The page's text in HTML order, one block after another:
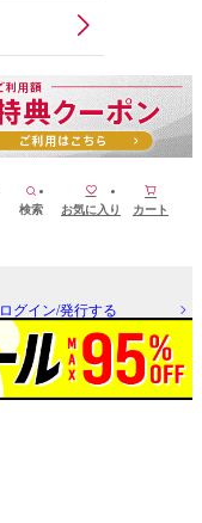
検索 お気に入り カート
ログイン/発行する